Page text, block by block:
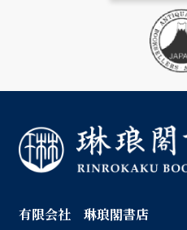
有限会社 琳琅閣書店